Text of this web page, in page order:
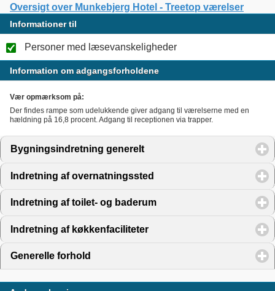
Oversigt over Munkebjerg Hotel - Treetop værelser
Informationer til
Personer med læsevanskeligheder
Information om adgangsforholdene
Vær opmærksom på:
Der findes rampe som udelukkende giver adgang til værelserne med en
hældning på 16,8 procent. Adgang til receptionen via trapper.
Bygningsindretning generelt click to expand contents
Indretning af overnatningssted click to expand contents
Indretning af toilet- og baderum click to expand contents
Indretning af køkkenfaciliteter click to expand contents
Generelle forhold